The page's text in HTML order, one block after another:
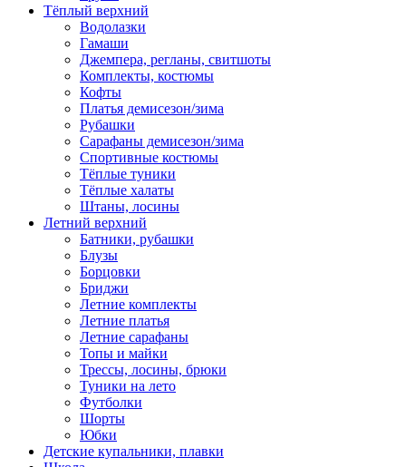
Тёплый верхний
Водолазки
Гамаши
Джемпера, регланы, свитшоты
Комплекты, костюмы
Кофты
Платья демисезон/зима
Рубашки
Сарафаны демисезон/зима
Спортивные костюмы
Тёплые туники
Тёплые халаты
Штаны, лосины
Летний верхний
Батники, рубашки
Блузы
Борцовки
Бриджи
Летние комплекты
Летние платья
Летние сарафаны
Топы и майки
Трессы, лосины, брюки
Туники на лето
Футболки
Шорты
Юбки
Детские купальники, плавки